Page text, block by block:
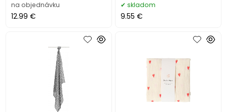
na objednávku
12.99 €
skladom
9.55 €